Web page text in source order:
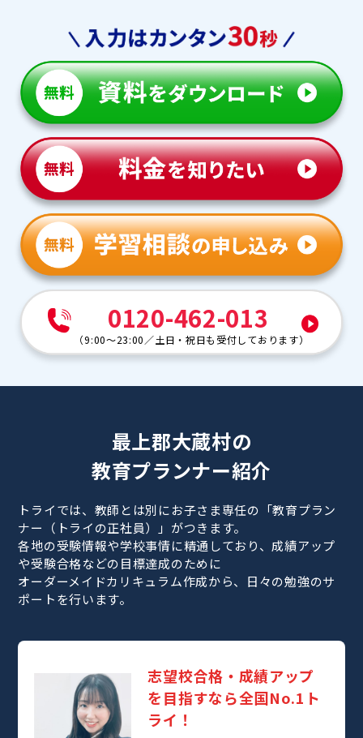
0120-462-013
（9:00～23:00 ／土日・祝日も受付しております）
最上郡大蔵村の
教育プランナー紹介
トライでは、教師とは別にお子さま専任の「教育プラン
ナー（トライの正社員）」がつきます。
各地の受験情報や学校事情に精通しており、成績アップ
や受験合格などの目標達成のために
オーダーメイドカリキュラム作成から、日々の勉強のサ
ポートを行います。
志望校合格・成績アップ
を目指すなら全国No.1ト
ライ！